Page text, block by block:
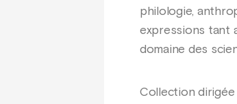
philologie,
expressions tant
domaine des
Collection dirigée